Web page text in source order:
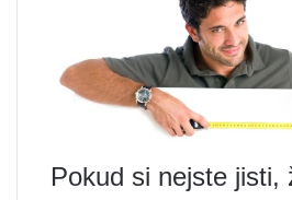
Pokud si nejste jisti,